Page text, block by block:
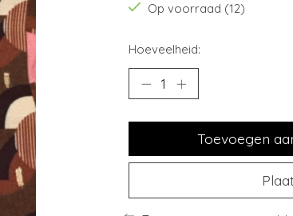
Op voorraad (12)
Hoeveelheid:
Toevoegen